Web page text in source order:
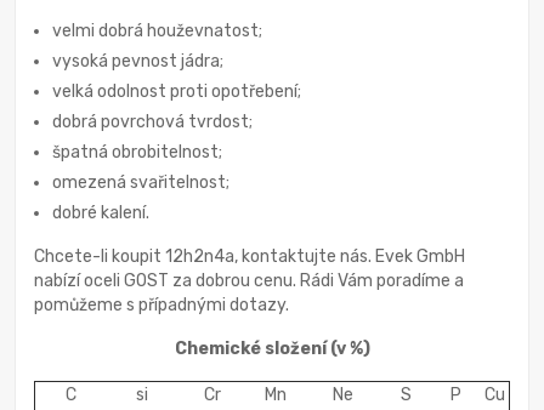
velmi dobrá houževnatost;
vysoká pevnost jádra;
velká odolnost proti opotřebení;
dobrá povrchová tvrdost;
špatná obrobitelnost;
omezená svařitelnost;
dobré kalení.
Chcete-li koupit 12h2n4a, kontaktujte nás. Evek GmbH
nabízí oceli GOST za dobrou cenu. Rádi Vám poradíme a
pomůžeme s případnými dotazy.
Chemické složení (v %)
C si Cr Mn Ne S P
Cu